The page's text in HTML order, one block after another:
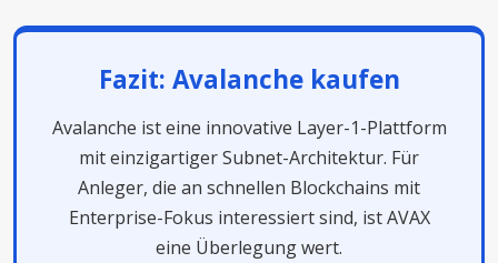
Fazit: Avalanche kaufen
Avalanche ist eine innovative Layer-1-Plattform
mit einzigartiger Subnet-Architektur. Für
Anleger, die an schnellen Blockchains mit
Enterprise-Fokus interessiert sind, ist AVAX
eine Überlegung wert.